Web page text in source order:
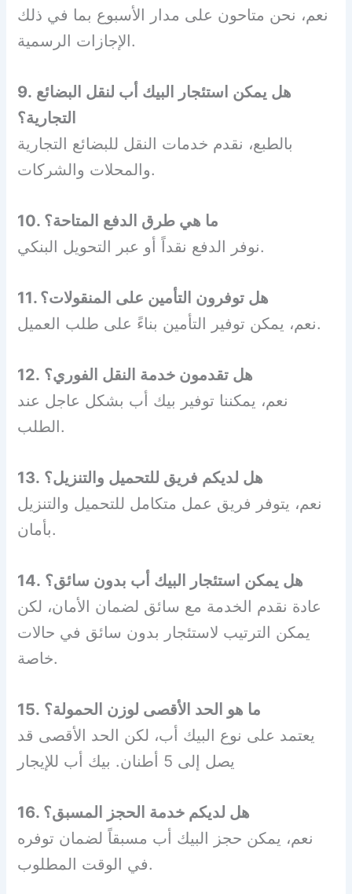
نعم، نحن متاحون على مدار الأسبوع بما في ذلك
الإجازات الرسمية.
9. هل يمكن استئجار البيك أب لنقل البضائع
التجارية؟
بالطبع، نقدم خدمات النقل للبضائع التجارية
والمحلات والشركات.
10. ما هي طرق الدفع المتاحة؟
نوفر الدفع نقداً أو عبر التحويل البنكي.
11. هل توفرون التأمين على المنقولات؟
نعم، يمكن توفير التأمين بناءً على طلب العميل.
12. هل تقدمون خدمة النقل الفوري؟
نعم، يمكننا توفير بيك أب بشكل عاجل عند
الطلب.
13. هل لديكم فريق للتحميل والتنزيل؟
نعم، يتوفر فريق عمل متكامل للتحميل والتنزيل
بأمان.
14. هل يمكن استئجار البيك أب بدون سائق؟
عادة نقدم الخدمة مع سائق لضمان الأمان، لكن
يمكن الترتيب لاستئجار بدون سائق في حالات
خاصة.
15. ما هو الحد الأقصى لوزن الحمولة؟
يعتمد على نوع البيك أب، لكن الحد الأقصى قد
يصل إلى 5 أطنان. بيك أب للإيجار
16. هل لديكم خدمة الحجز المسبق؟
نعم، يمكن حجز البيك أب مسبقاً لضمان توفره
في الوقت المطلوب.